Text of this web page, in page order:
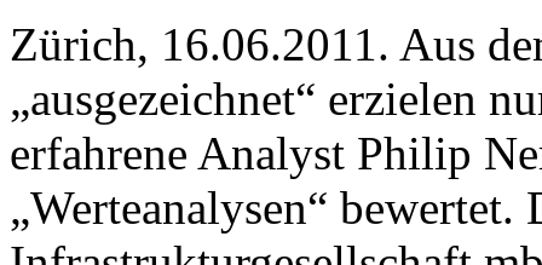
Zürich, 16.06.2011. Aus
„ausgezeichnet“ erzielen
erfahrene Analyst Philip
„Werteanalysen“ bewertet.